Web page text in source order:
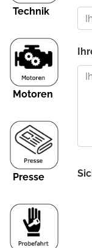
Technik
Motoren
Presse